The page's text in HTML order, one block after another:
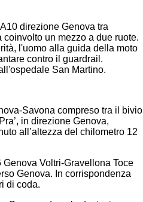
direzione Genova tra
un mezzo a due ruote.
l'uomo alla guida della moto
contro il guardrail.
San Martino.
Savona compreso tra il bivio
in direzione Genova,
all’altezza del chilometro 12
Voltri-Gravellona Toce
Genova. In corrispondenza
di coda.